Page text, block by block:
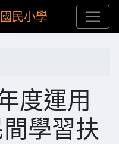
民小學
度運用
學習扶